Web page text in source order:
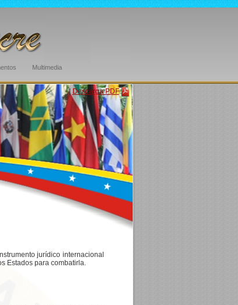
Multimedia
| Descarga PDF
jurídico internacional
Estados para combatirla.